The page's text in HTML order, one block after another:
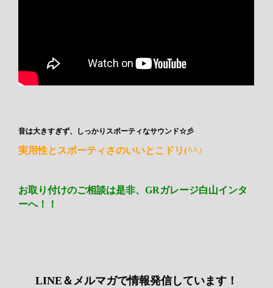
音は大きすぎず、しっかりスポーティなサウンド☆彡
実用性とスポーティさのいいとこドリ(^^♪
お取り付けのご相談は是非、GRガレージ白山インタ
ーへ！！
LINE＆メルマガで情報発信しています！